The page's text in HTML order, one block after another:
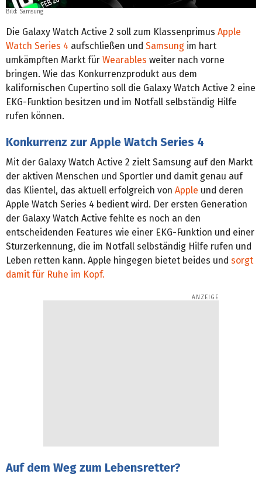
Bild: Samsung
Die Galaxy Watch Active 2 soll zum Klassenprimus Apple
Watch Series 4 aufschließen und Samsung im hart
umkämpften Markt für Wearables weiter nach vorne
bringen. Wie das Konkurrenzprodukt aus dem
kalifornischen Cupertino soll die Galaxy Watch Active 2 eine
EKG-Funktion besitzen und im Notfall selbständig Hilfe
rufen können.
Konkurrenz zur Apple Watch Series 4
Mit der Galaxy Watch Active 2 zielt Samsung auf den Markt
der aktiven Menschen und Sportler und damit genau auf
das Klientel, das aktuell erfolgreich von Apple und deren
Apple Watch Series 4 bedient wird. Der ersten Generation
der Galaxy Watch Active fehlte es noch an den
entscheidenden Features wie einer EKG-Funktion und einer
Sturzerkennung, die im Notfall selbständig Hilfe rufen und
Leben retten kann. Apple hingegen bietet beides und sorgt
damit für Ruhe im Kopf.
Auf dem Weg zum Lebensretter?